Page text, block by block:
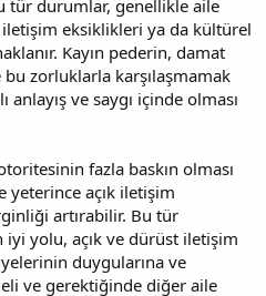
tür durumlar, genellikle aile
iletişim eksiklikleri ya da kültürel
Kayın pederin, damat
zorluklarla karşılaşmamak
anlayış ve saygı içinde olması
fazla baskın olması
açık iletişim
artırabilir. Bu tür
iyi yolu, açık ve dürüst iletişim
duygularına ve
ve gerektiğinde diğer aile